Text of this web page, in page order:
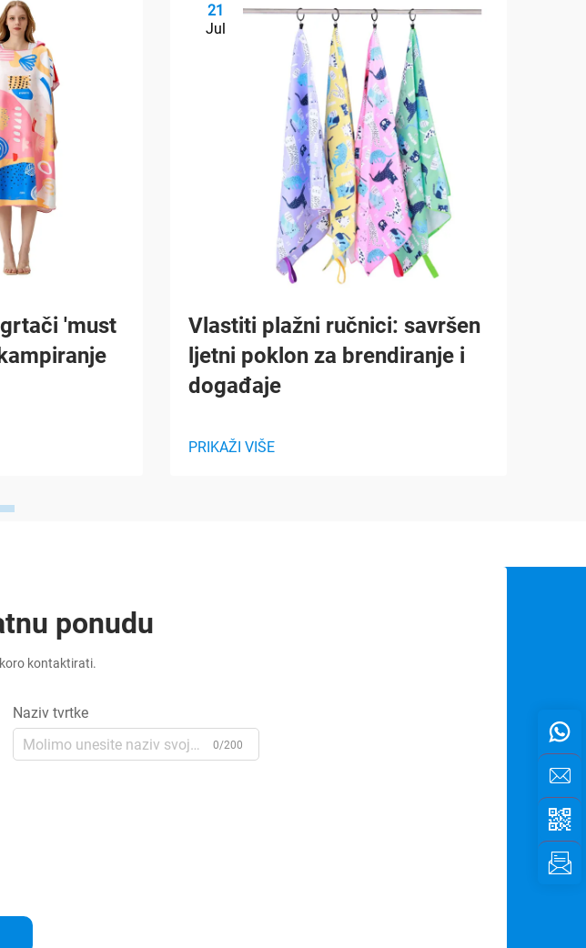
'must
21
Jul
Vlastiti plažni ručnici: savršen
ljetni poklon za brendiranje i
događaje
PRIKAŽI VIŠE
ponudu
kontaktirati.
Naziv tvrtke
0/200